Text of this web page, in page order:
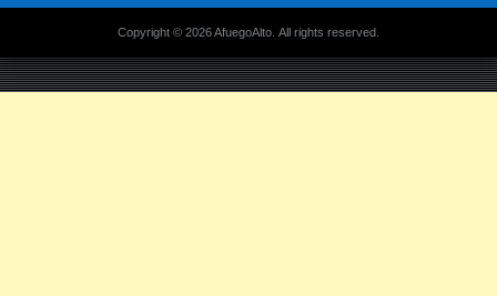
Copyright © 2026 AfuegoAlto. All rights reserved.